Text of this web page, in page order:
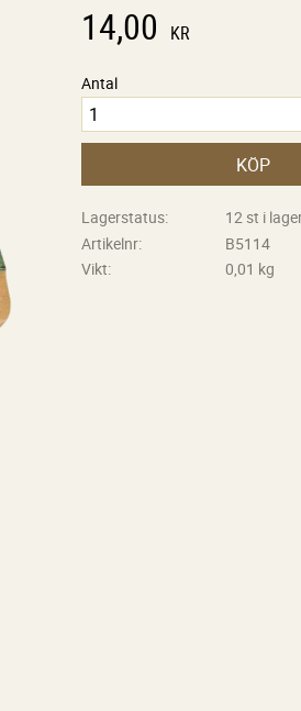
14,00 KR
Antal
KÖP
Lagerstatus
12 st i
Artikelnr
B5114
Vikt
0,01 kg